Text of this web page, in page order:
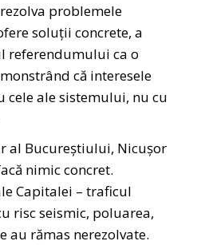
problemele
soluții concrete, a
referendumului ca o
că interesele
cele ale sistemului, nu cu
al Bucureștiului, Nicușor
nimic concret.
Capitalei – traficul
risc seismic, poluarea,
au rămas nerezolvate.